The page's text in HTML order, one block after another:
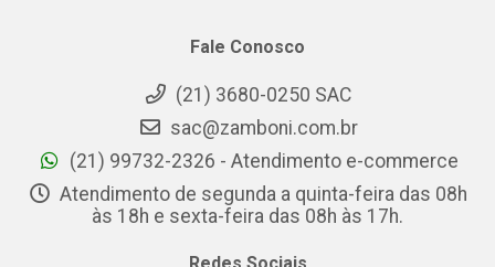
Fale Conosco
(21) 3680-0250 SAC
sac@zamboni.com.br
(21) 99732-2326 - Atendimento e-commerce
Atendimento de segunda a quinta-feira das 08h
às 18h e sexta-feira das 08h às 17h.